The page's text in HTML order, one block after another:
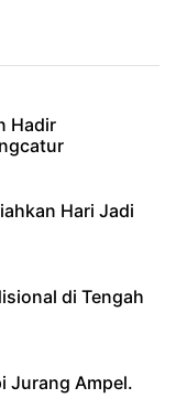
Hadir
Hari Jadi
di Tengah
Jurang Ampel.